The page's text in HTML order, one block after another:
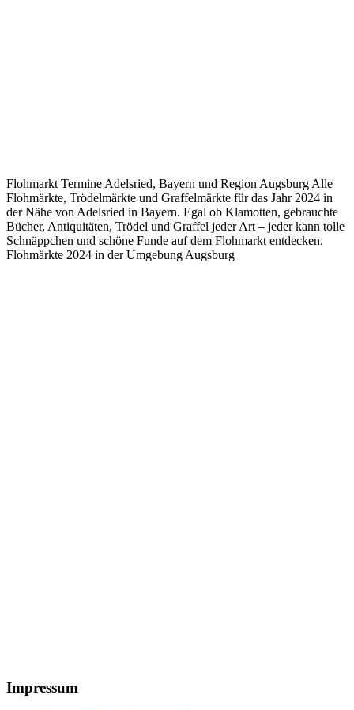
Flohmarkt Termine Adelsried, Bayern und Region Augsburg Alle
Flohmärkte, Trödelmärkte und Graffelmärkte für das Jahr 2024 in
der Nähe von Adelsried in Bayern. Egal ob Klamotten, gebrauchte
Bücher, Antiquitäten, Trödel und Graffel jeder Art – jeder kann tolle
Schnäppchen und schöne Funde auf dem Flohmarkt entdecken.
Flohmärkte 2024 in der Umgebung Augsburg
Footer
Impressum